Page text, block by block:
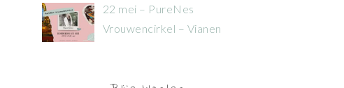
22 mei – PureNes
Vrouwencirkel – Vianen